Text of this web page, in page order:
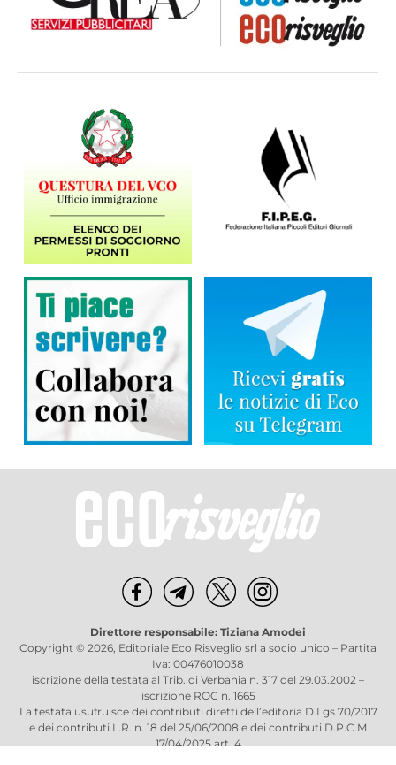
Direttore responsabile: Tiziana Amodei
Copyright © 2026, Editoriale Eco Risveglio srl a socio unico – Partita
Iva: 00476010038
iscrizione della testata al Trib. di Verbania n. 317 del 29.03.2002 –
iscrizione ROC n. 1665
La testata usufruisce dei contributi diretti dell’editoria D.Lgs 70/2017
e dei contributi L.R. n. 18 del 25/06/2008 e dei contributi D.P.C.M
17/04/2025 art. 4